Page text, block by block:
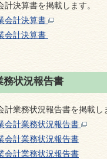
決算書を掲載します。
会計決算書
会計決算書
務状況報告書
業務状況報告書を掲載し
計業務状況報告書
計業務状況報告書
計業務状況報告書